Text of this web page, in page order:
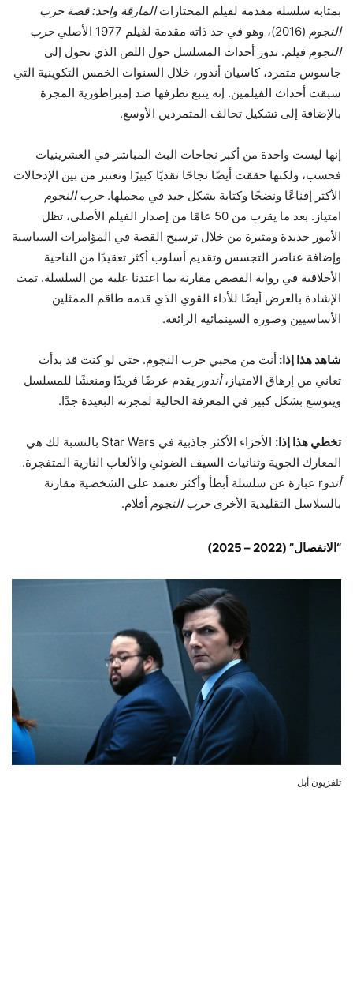
بمثابة سلسلة مقدمة لفيلم المختاراتالمارقة واحد: قصة حرب
النجوم (2016)، وهو في حد ذاته مقدمة لفيلم 1977 الأصلي
حرب
النجوم فيلم. تدور أحداث المسلسل حول اللص الذي تحول إلى
جاسوس متمرد، كاسيان أندور، خلال السنوات الخمس التكوينية التي
سبقت أحداث الفيلمين. إنه يتبع تطرفها ضد إمبراطورية المجرة
بالإضافة إلى تشكيل تحالف المتمردين الأوسع.
إنها ليست واحدة من أكبر نجاحات البث المباشر في العشرينيات
فحسب، ولكنها حققت أيضًا نجاحًا نقديًا كبيرًا وتعتبر من بين الإدخالات
الأكثر إقناعًا ونضجًا وكتابة بشكل جيد في مجملها. حرب النجوم
امتياز. بعد ما يقرب من 50 عامًا من إصدار الفيلم الأصلي، تظل
الأمور جديدة ومثيرة من خلال ترسيخ القصة في المؤامرات السياسية
وإضافة عناصر التجسس وتقديم أسلوب أكثر تعقيدًا من الناحية
الأخلاقية في رواية القصص مقارنة بما اعتدنا عليه من السلسلة. تمت
الإشادة بالعرض أيضًا للأداء القوي الذي قدمه طاقم الممثلين
الأساسيين وصوره السينمائية الرائعة.
شاهد هذا إذا: أنت من محبي حرب النجوم. حتى لو كنت قد بدأت
تعاني من إرهاق الامتياز،أندور يقدم عرضًا فريدًا ومنعشًا للمسلسل
ويتوسع بشكل كبير في المعرفة الحالية لمجرته البعيدة جدًا.
تخطي هذا إذا:
الأجزاء الأكثر جاذبية في Star Wars بالنسبة لك هي
المعارك الجوية وثنائيات السيف الضوئي والألعاب النارية المتفجرة.
أندو
r عبارة عن سلسلة أبطأ وأكثر تعتمد على الشخصية مقارنة
بالسلاسل التقليدية الأخرىحرب النجوم أفلام.
“الانفصال” (2022 – 2025)
تلفزيون أبل